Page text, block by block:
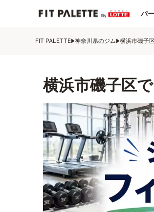
パ
FIT PALETTE 神奈川県のジム 横浜市磯子
横浜市磯子区